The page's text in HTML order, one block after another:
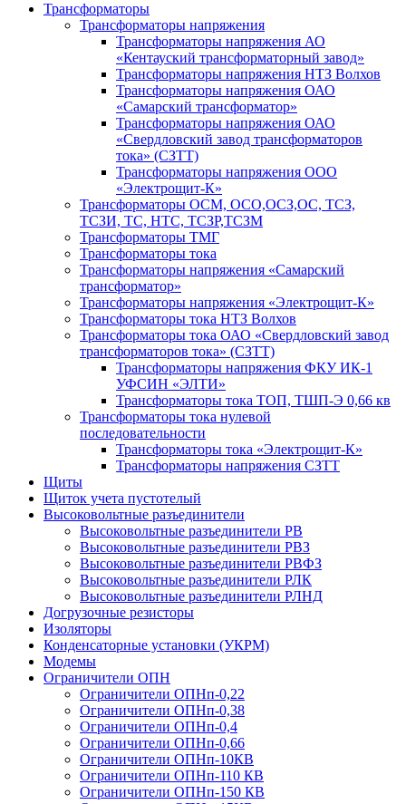
Трансформаторы
Трансформаторы напряжения
Трансформаторы напряжения АО
«Кентауский трансформаторный завод»
Трансформаторы напряжения НТЗ Волхов
Трансформаторы напряжения ОАО
«Самарский трансформатор»
Трансформаторы напряжения ОАО
«Свердловский завод трансформаторов
тока» (СЗТТ)
Трансформаторы напряжения ООО
«Электрощит-К»
Трансформаторы ОСМ, ОСО,ОСЗ,ОС, ТСЗ,
ТСЗИ, ТС, НТС, ТСЗР,ТСЗМ
Трансформаторы ТМГ
Трансформаторы тока
Трансформаторы напряжения «Самарский
трансформатор»
Трансформаторы напряжения «Электрощит-К»
Трансформаторы тока НТЗ Волхов
Трансформаторы тока ОАО «Свердловский завод
трансформаторов тока» (СЗТТ)
Трансформаторы напряжения ФКУ ИК-1
УФСИН «ЭЛТИ»
Трансформаторы тока ТОП, ТШП-Э 0,66 кв
Трансформаторы тока нулевой
последовательности
Трансформаторы тока «Электрощит-К»
Трансформаторы напряжения СЗТТ
Щиты
Щиток учета пустотелый
Высоковольтные разъединители
Высоковольтные разъединители РВ
Высоковольтные разъединители РВЗ
Высоковольтные разъединители РВФЗ
Высоковольтные разъединители РЛК
Высоковольтные разъединители РЛНД
Догрузочные резисторы
Изоляторы
Конденсаторные установки (УКРМ)
Модемы
Ограничители ОПН
Ограничители ОПНп-0,22
Ограничители ОПНп-0,38
Ограничители ОПНп-0,4
Ограничители ОПНп-0,66
Ограничители ОПНп-10КВ
Ограничители ОПНп-110 КВ
Ограничители ОПНп-150 КВ